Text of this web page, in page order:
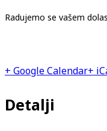
Radujemo se vašem
+ Google Calendar+
Detalji